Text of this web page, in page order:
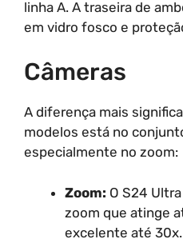
linha A. A traseira de
em vidro fosco e
Câmeras
A diferença mais
modelos está no
especialmente no zoom:
Zoom: O S24
zoom que atinge
excelente até